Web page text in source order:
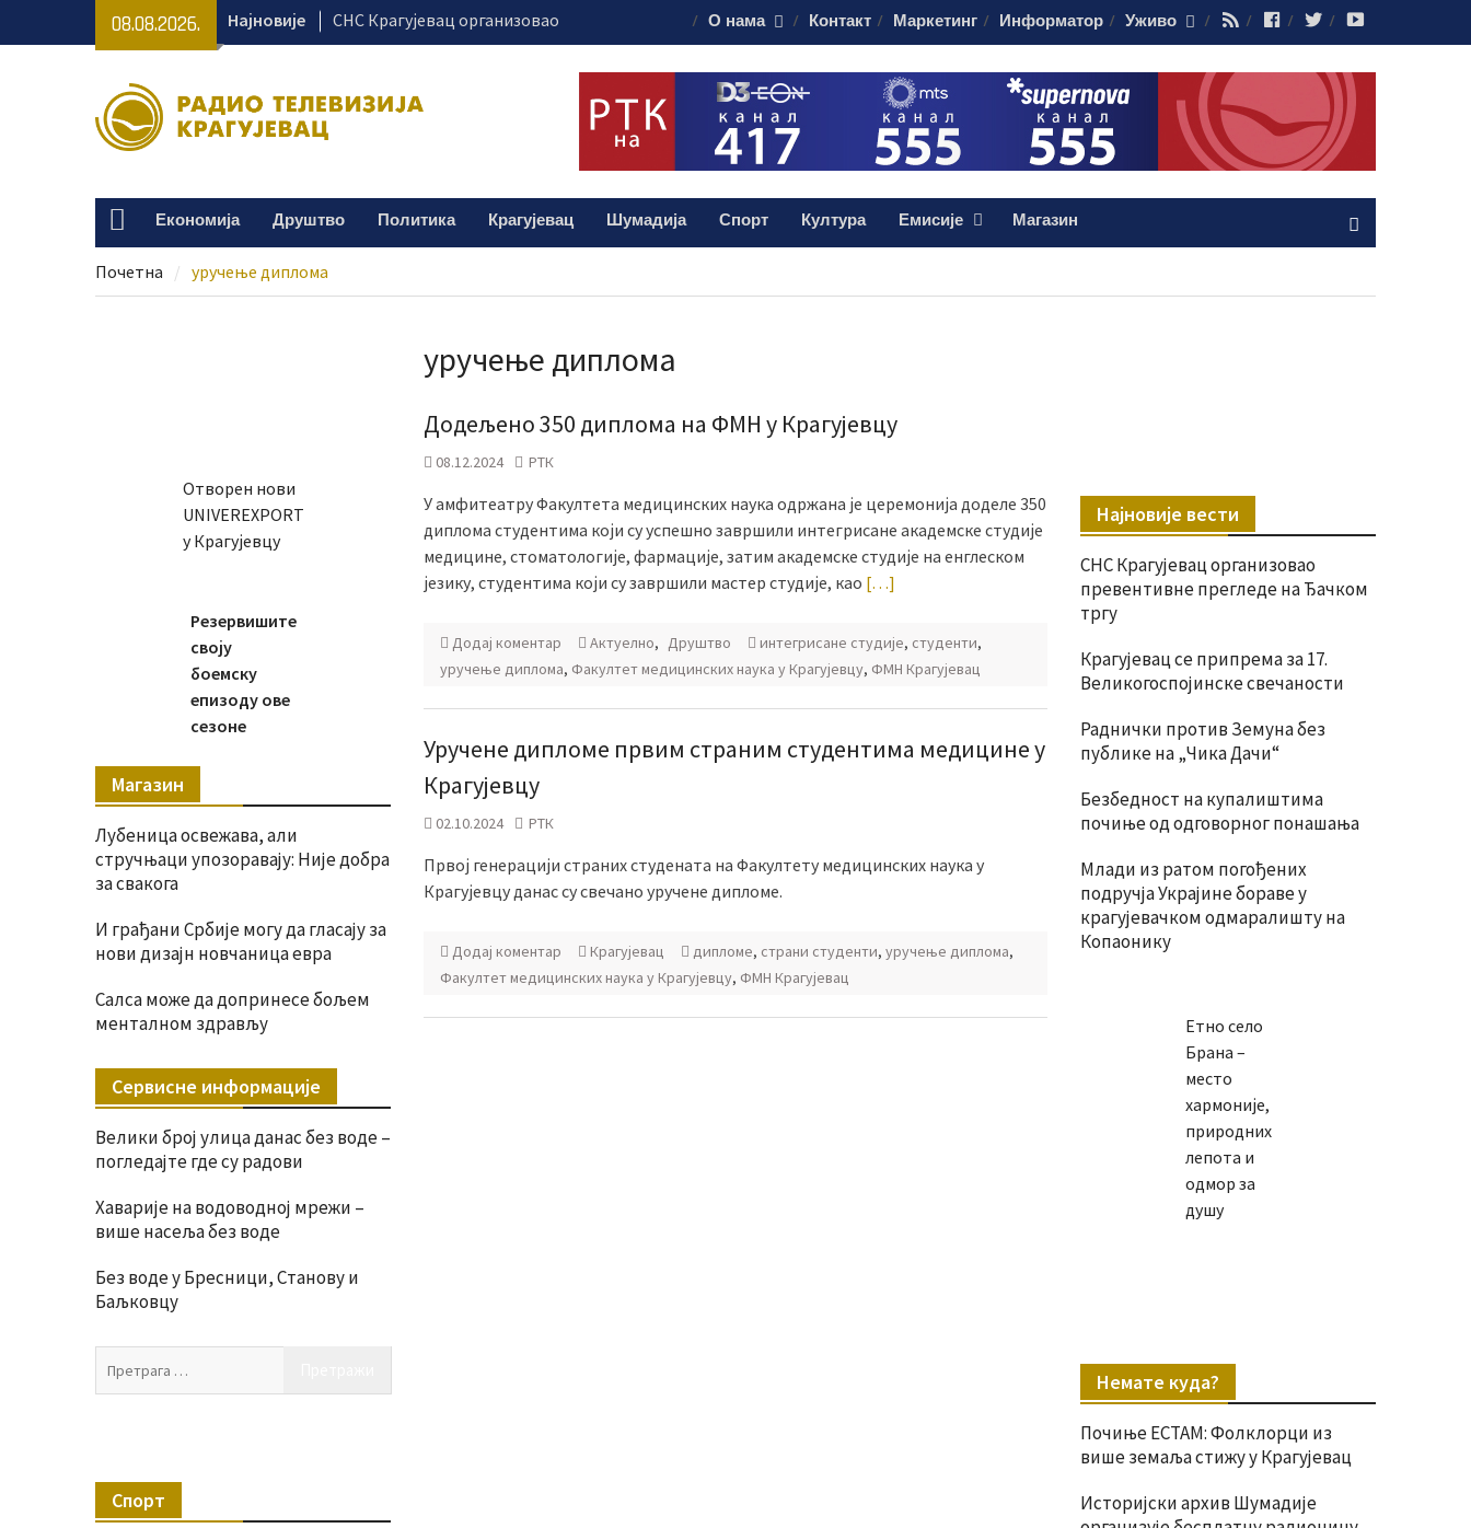
08.08.2026. Најновије
СНС Крагујевац организовао
превентивне прегледе на Ђачком
Крагујевац се припрема за 17.
Раднички против Земуна без публике
Безбедност на купалиштима почиње
од одговорног понашања
О нама Контакт Маркетинг Информатор Уживо RSS FacebookTwitter
HomeЕкономија Друштво Политика Крагујевац Шумадија Спорт Култура Емисије Магазин
Почетна уручење диплома
уручење диплома
Додељено 350 диплома на ФМН у Крагујевцу
08.12.2024 РТК
У амфитеатру Факултета медицинских наука одржана је церемонија доделе 350
диплома студентима који су успешно завршили интегрисане академске студије
медицине, стоматологије, фармације, затим академске студије на енглеском
језику, студентима који су завршили мастер студије, као […]
Додај коментар Актуелно, Друштво интегрисане студије, студенти,
уручење диплома, Факултет медицинских наука у Крагујевцу, ФМН Крагујевац
Уручене дипломе првим страним студентима медицине у
Крагујевцу
02.10.2024 РТК
Првој генерацији страних студената на Факултету медицинских наука у
Крагујевцу данас су свечано уручене дипломе.
Додај коментар Крагујевац дипломе, страни студенти, уручење диплома,
Факултет медицинских наука у Крагујевцу, ФМН Крагујевац
Најновије вести
СНС Крагујевац организовао
превентивне прегледе на Ђачком
тргу
Крагујевац се припрема за 17.
Великогоспојинске свечаности
Раднички против Земуна без
публике на „Чика Дачи“
Безбедност на купалиштима
почиње од одговорног понашања
Млади из ратом погођених
подручја Украјине бораве у
крагујевачком одмаралишту на
Копаонику
Етно село
Брана –
место
хармоније,
природних
лепота и
одмор за
душу
Немате куда?
Почиње ЕСТАМ: Фолклорци из
више земаља стижу у Крагујевац
Историјски архив Шумадије
Отворен нови
UNIVEREXPORT
у Крагујевцу
Резервишите
своју
боемску
епизоду ове
сезоне
Магазин
Лубеница освежава, али
стручњаци упозоравају: Није добра
за свакога
И грађани Србије могу да гласају за
нови дизајн новчаница евра
Салса може да допринесе бољем
менталном здрављу
Сервисне информације
Велики број улица данас без воде –
погледајте где су радови
Хаварије на водоводној мрежи –
више насеља без воде
Без воде у Бресници, Станову и
Баљковцу
Спорт